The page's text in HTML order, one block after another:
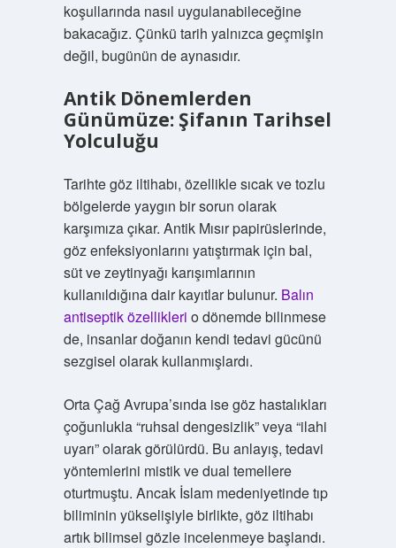
koşullarında nasıl uygulanabileceğine
bakacağız. Çünkü tarih yalnızca geçmişin
değil, bugünün de aynasıdır.
Antik Dönemlerden
Günümüze: Şifanın Tarihsel
Yolculuğu
Tarihte göz iltihabı, özellikle sıcak ve tozlu
bölgelerde yaygın bir sorun olarak
karşımıza çıkar. Antik Mısır papirüslerinde,
göz enfeksiyonlarını yatıştırmak için bal,
süt ve zeytinyağı karışımlarının
kullanıldığına dair kayıtlar bulunur. Balın
antiseptik özellikleri o dönemde bilinmese
de, insanlar doğanın kendi tedavi gücünü
sezgisel olarak kullanmışlardı.
Orta Çağ Avrupa’sında ise göz hastalıkları
çoğunlukla “ruhsal dengesizlik” veya “ilahi
uyarı” olarak görülürdü. Bu anlayış, tedavi
yöntemlerini mistik ve dual temellere
oturtmuştu. Ancak İslam medeniyetinde tıp
biliminin yükselişiyle birlikte, göz iltihabı
artık bilimsel gözle incelenmeye başlandı.